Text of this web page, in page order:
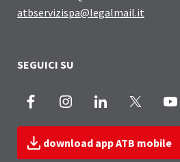
atbservizispa@legalmail.it
SEGUICI SU
Facebook InstagramLinkedIn
download app ATB mobile